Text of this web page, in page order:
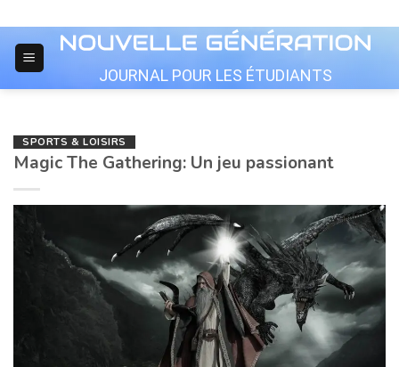
to
content
JOURNAL POUR LES ÉTUDIANTS
SPORTS & LOISIRS
Magic The Gathering: Un jeu passionant